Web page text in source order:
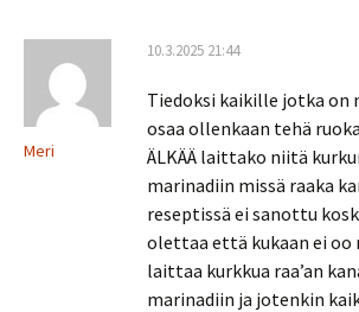
Meri
10.3.2025 21:44
Tiedoksi kaikille jotka on
osaa ollenkaan tehä
ÄLKÄÄ laittako niitä
marinadiin missä raaka
reseptissä ei sanottu
olettaa että kukaan ei
laittaa kurkkua raa’an
marinadiin ja jotenkin